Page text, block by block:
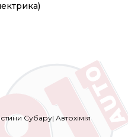
Субару| Автохімія